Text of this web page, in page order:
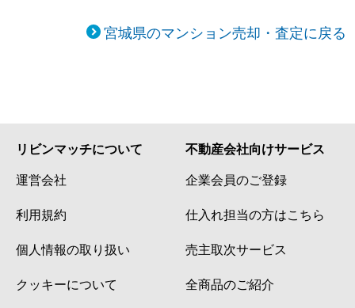
宮城県のマンション売却・査定に戻る
リビンマッチについて
運営会社
利用規約
個人情報の取り扱い
クッキーについて
不動産会社向けサービス
企業会員のご登録
仕入れ担当の方はこちら
売主取次サービス
全商品のご紹介